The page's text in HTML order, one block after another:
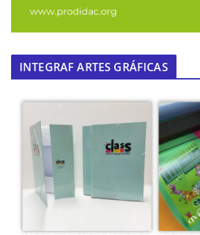
INTEGRAF ARTES GRÁFICAS